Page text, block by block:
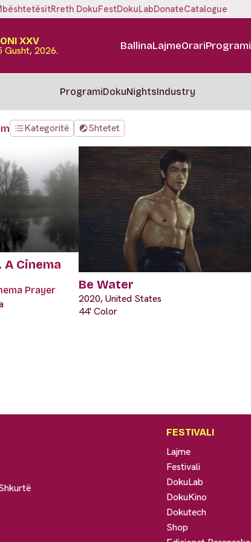
Rreth DokuFestDokuLabDonateCatalogue
XXV
2026. BallinaLajmeOrariProgrami
ProgramiDokuNightsIndustry
Kategoritë Shtetet
Cinema
Prayer Be Water
2020, United States
44' Color
FESTIVALI
Lajme
Festivali
DokuLab
DokuKino
Dokutech
Shop